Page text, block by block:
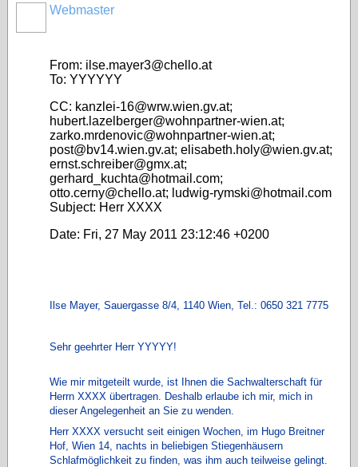
Webmaster
From: ilse.mayer3@chello.at
To: YYYYYY
CC: kanzlei-16@wrw.wien.gv.at;
hubert.lazelberger@wohnpartner-wien.at;
zarko.mrdenovic@wohnpartner-wien.at;
post@bv14.wien.gv.at; elisabeth.holy@wien.gv.at;
ernst.schreiber@gmx.at;
gerhard_kuchta@hotmail.com;
otto.cerny@chello.at; ludwig-rymski@hotmail.com
Subject: Herr XXXX
Date: Fri, 27 May 2011 23:12:46 +0200
Ilse Mayer, Sauergasse 8/4, 1140 Wien, Tel.: 0650 321 7775
Sehr geehrter Herr YYYYY!
Wie mir mitgeteilt wurde, ist Ihnen die Sachwalterschaft für
Herrn XXXX übertragen. Deshalb erlaube ich mir, mich in
dieser Angelegenheit an Sie zu wenden.
Herr XXXX versucht seit einigen Wochen, im Hugo Breitner
Hof, Wien 14, nachts in beliebigen Stiegenhäusern
Schlafmöglichkeit zu finden, was ihm auch teilweise gelingt.